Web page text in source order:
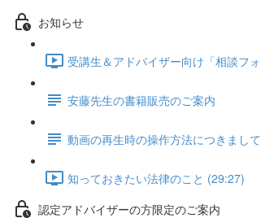
お知らせ
受講生＆アドバイザー向け「相談フ
安藤先生の書籍販売のご案内
動画の再生時の操作方法につきまして
知っておきたい法律のこと (29:27)
認定アドバイザーの方限定のご案内